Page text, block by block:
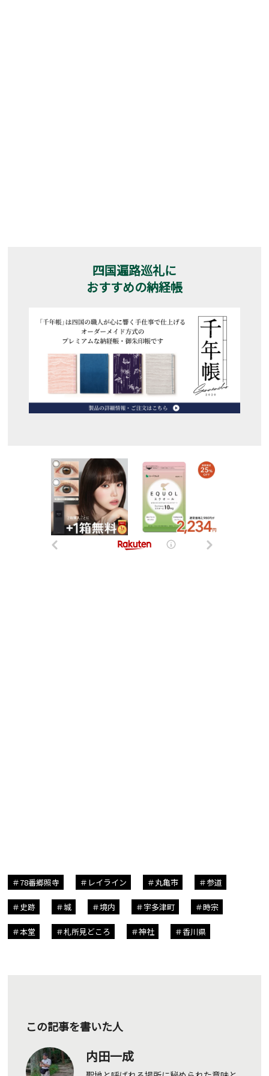
四国遍路巡礼に
おすすめの納経帳
78番郷照寺 レイライン 丸亀市 参道
史跡 城 境内 宇多津町 時宗
本堂 札所見どころ 神社 香川県
この記事を書いた人
内田一成